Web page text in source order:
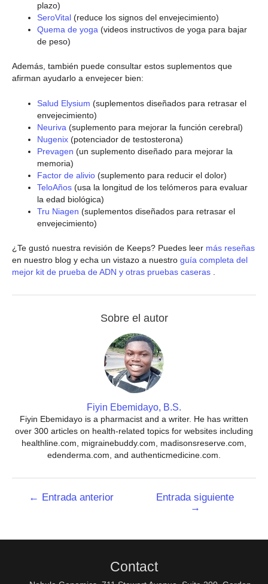
plazo)
SeroVital (reduce los signos del envejecimiento)
Quema de yoga (videos instructivos de yoga para bajar
de peso)
Además, también puede consultar estos suplementos que
afirman ayudarlo a envejecer bien:
Salud Elysium (suplementos diseñados para retrasar el
envejecimiento)
Neuriva (suplemento para mejorar la función cerebral)
Nugenix (potenciador de testosterona)
Prevagen (un suplemento diseñado para mejorar la
memoria)
Factor de alivio (suplemento para reducir el dolor)
TeloAños (usa la longitud de los telómeros para evaluar
la edad biológica)
Tru Niagen (suplementos diseñados para retrasar el
envejecimiento)
¿Te gustó nuestra revisión de Keeps? Puedes leer más reseñas
en nuestro blog y echa un vistazo a nuestro guía completa del
mejor kit de prueba de ADN y otras pruebas caseras .
Sobre el autor
Fiyin Ebemidayo, B.S.
Fiyin Ebemidayo is a pharmacist and a writer. He has written
over 300 articles on health-related topics for websites including
healthline.com, migrainebuddy.com, madisonsreserve.com,
edenderma.com, and authenticmedicine.com.
Navegación
← Entrada anterior
Entrada siguiente
→
Contact